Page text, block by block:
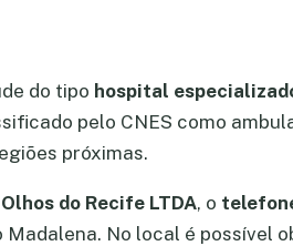
do tipo hospital
pelo CNES como
próximas.
do Recife LTDA, o
Madalena. No local é possível